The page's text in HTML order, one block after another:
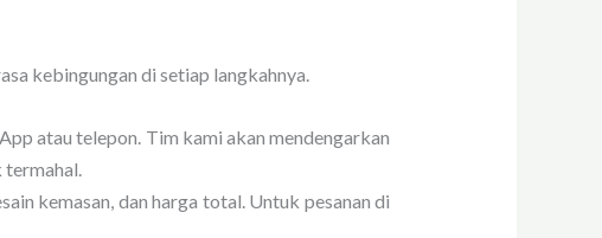
kebingungan di setiap langkahnya.
atau telepon. Tim kami akan mendengarkan
kemasan, dan harga total. Untuk pesanan di